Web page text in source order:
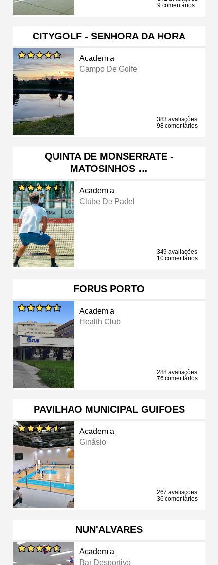
9 comentários
CITYGOLF - SENHORA DA HORA
Academia
Campo De Golfe
383 avaliações
98 comentários
QUINTA DE MONSERRATE -
MATOSINHOS …
Academia
Clube De Padel
349 avaliações
10 comentários
FORUS PORTO
Academia
Health Club
288 avaliações
76 comentários
PAVILHAO MUNICIPAL GUIFOES
Academia
Ginásio
267 avaliações
36 comentários
NUN'ALVARES
Academia
Bar Desportivo